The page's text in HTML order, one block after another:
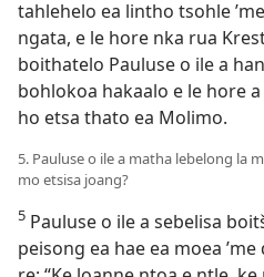
tahlehelo ea lintho tsohle
ngata, e le hore nka rua
boithatelo Pauluse o ile a
bohlokoa hakaalo e le hore
ho etsa thato ea Molimo.
5. Pauluse o ile a matha lebelong la
mo etsisa joang?
5 Pauluse o ile a sebelisa
peisong ea hae ea moea